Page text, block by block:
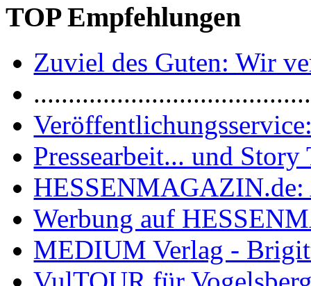
TOP Empfehlungen
Zuviel des Guten: Wir
Pressearbeit... und
HESSENMAGAZIN.de:
Werbung auf
MEDIUM Verlag -